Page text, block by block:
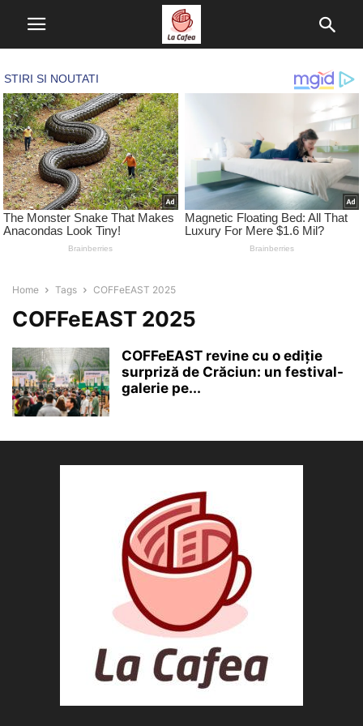
Home Tags COFFeEAST 2025
COFFeEAST 2025
COFFeEAST revine cu o ediție
surpriză de Crăciun: un festival-
galerie pe...